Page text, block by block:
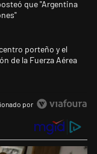
para 'atajar' corridas:
que "Argentina
F 16 sobrevolarán
porteño y el
de la Fuerza Aérea
por